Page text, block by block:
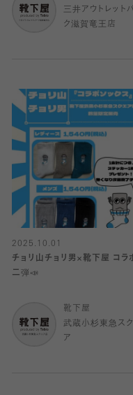
三井アウトレット
ク滋賀竜王店
2025.10.01
チョリ山チョリ男×靴下屋 コラ
二弾📣
靴下屋
武蔵小杉東急ス
ア